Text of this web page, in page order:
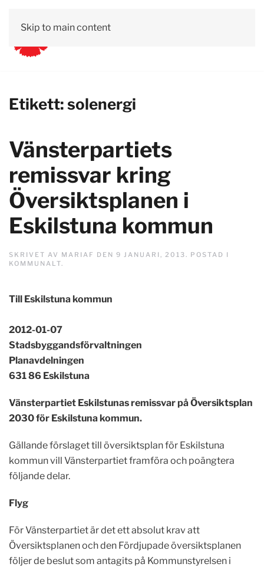
Skip to main content
Etikett:solenergi
Vänsterpartiets
remissvar kring
Översiktsplanen i
Eskilstuna kommun
SKRIVET AV MARIAF DEN 9 JANUARI, 2013. POSTAD I
KOMMUNALT.
Till Eskilstuna kommun
2012-01-07
Stadsbyggandsförvaltningen
Planavdelningen
631 86 Eskilstuna
Vänsterpartiet Eskilstunas remissvar på Översiktsplan
2030 för Eskilstuna kommun.
Gällande förslaget till översiktsplan för Eskilstuna
kommun vill Vänsterpartiet framföra och poängtera
följande delar.
Flyg
För Vänsterpartiet är det ett absolut krav att
Översiktsplanen och den Fördjupade översiktsplanen
följer de beslut som antagits på Kommunstyrelsen i